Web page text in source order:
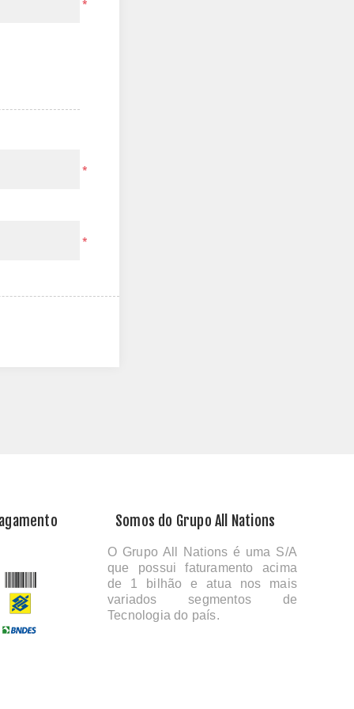
*
*
*
Somos do Grupo All Nations
O Grupo All Nations é uma S/A
que possui faturamento acima
de 1 bilhão e atua nos mais
variados segmentos de
Tecnologia do país.